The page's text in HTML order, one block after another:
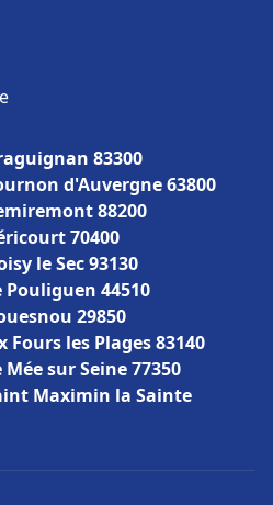
83300
d'Auvergne 63800
88200
70400
le Sec 93130
44510
29850
les Plages 83140
sur Seine 77350
Maximin la Sainte